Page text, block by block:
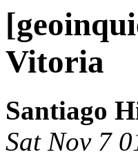
Vitoria
Santiago
Sat Nov 7